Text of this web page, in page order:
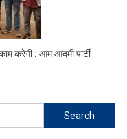
करेगी : आम आदमी पार्टी
Search
for: